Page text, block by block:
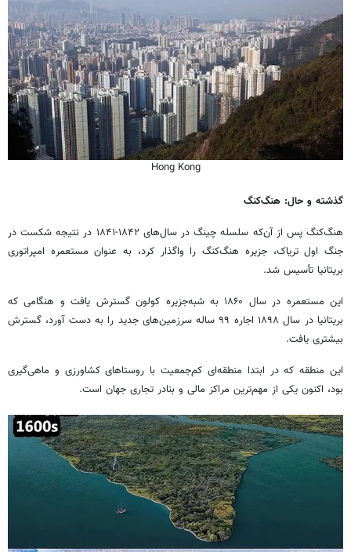
Hong Kong
گذشته و حال: هنگ‌کنگ
هنگ‌کنگ پس از آن‌که سلسله چینگ در سال‌های ۱۸۴۲-۱۸۴۱ در نتیجه شکست در
جنگ اول تریاک، جزیره هنگ‌کنگ را واگذار کرد، به عنوان مستعمره امپراتوری
بریتانیا تأسیس شد.
این مستعمره در سال ۱۸۶۰ به شبه‌جزیره کولون گسترش یافت و هنگامی که
بریتانیا در سال ۱۸۹۸ اجاره ۹۹ ساله سرزمین‌های جدید را به دست آورد، گسترش
بیشتری یافت.
این منطقه که در ابتدا منطقه‌ای کم‌جمعیت با روستاهای کشاورزی و ماهی‌گیری
بود، اکنون یکی از مهم‌ترین مراکز مالی و بنادر تجاری جهان است.